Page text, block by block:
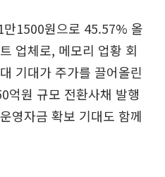
1500원으로 45.57% 올
업체로, 메모리 업황 회
기대가 주가를 끌어올린
억원 규모 전환사채 발행
영자금 확보 기대도 함께